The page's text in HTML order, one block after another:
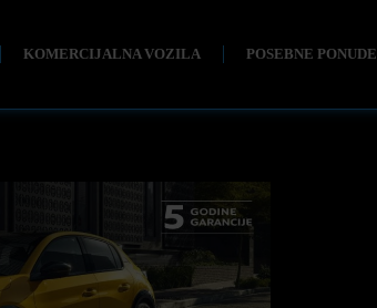
KOMERCIJALNA VOZILA POSEBNE PONUDE